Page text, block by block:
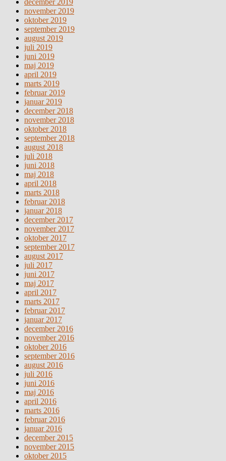
november 2019
oktober 2019
september 2019
august 2019
juli 2019
juni 2019
maj 2019
april 2019
marts 2019
februar 2019
januar 2019
december 2018
november 2018
oktober 2018
september 2018
august 2018
juli 2018
juni 2018
maj 2018
april 2018
marts 2018
februar 2018
januar 2018
december 2017
november 2017
oktober 2017
september 2017
august 2017
juli 2017
juni 2017
maj 2017
april 2017
marts 2017
februar 2017
januar 2017
december 2016
november 2016
oktober 2016
september 2016
august 2016
juli 2016
juni 2016
maj 2016
april 2016
marts 2016
februar 2016
januar 2016
december 2015
november 2015
oktober 2015